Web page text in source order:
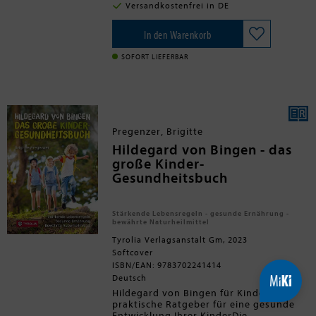
Spezies auf dem Planeten entwickelt.
Jonathan B. Losos, vielfach
ausgezeichneter Evolutionsbiologe und
begeisterter Katzenbesitzer, erläutert
unterhaltsam, was die Wissenschaft
dabei auch auf Beobachtungen aus dem
originelle Evolutionsgeschichte der
Katze, die komplexe Naturwissenschaft
mit all den Fragen verbindet, die jeder
Katzenhaushalt kennt, wenn wieder
einmal ein toter Vogel auf dem
Versandkostenfrei in DE
In den Warenkorb
SOFORT LIEFERBAR
Pregenzer, Brigitte
Hildegard von Bingen - das
große Kinder-
Gesundheitsbuch
Stärkende Lebensregeln - gesunde Ernährung -
bewährte Naturheilmittel
Tyrolia Verlagsanstalt Gm, 2023
Softcover
ISBN/EAN: 9783702241414
Deutsch
Hildegard von Bingen für KinderDer
praktische Ratgeber für eine gesunde